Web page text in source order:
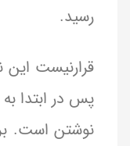
رسید.
قرارنیست این
پس در ابتدا
نوشتن است.